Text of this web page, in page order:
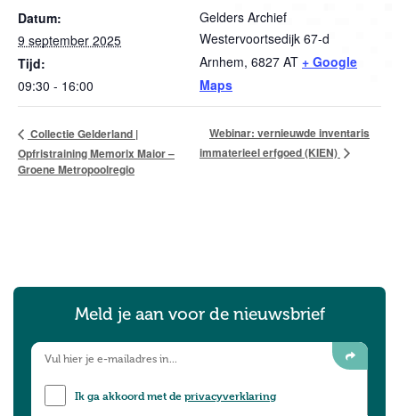
Datum:
9 september 2025
Tijd:
09:30 - 16:00
Gelders Archief
Westervoortsedijk 67-d
Arnhem, 6827 AT + Google
Maps
Collectie Gelderland |
Opfristraining Memorix Maior –
Groene Metropoolregio
Webinar: vernieuwde inventaris
immaterieel erfgoed (KIEN)
Meld je aan voor de nieuwsbrief
Ik ga akkoord met deprivacyverklaring